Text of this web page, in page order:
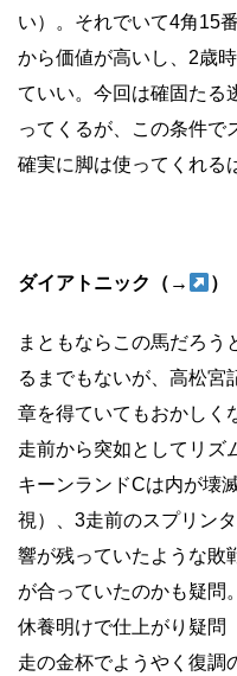
い）。それでいて4角15
から価値が高いし、2歳
ていい。今回は確固たる
ってくるが、この条件で
確実に脚は使ってくれる
ダイアトニック（→ ）
まともならこの馬だろう
るまでもないが、高松宮
章を得ていてもおかしく
走前から突如としてリズ
キーンランドCは内が壊
視）、3走前のスプリン
響が残っていたような敗
が合っていたのかも疑問
休養明けで仕上がり疑問
走の金杯でようやく復調